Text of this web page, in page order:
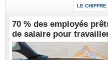
LE CHIFFRE
70 % des employés
de salaire pour